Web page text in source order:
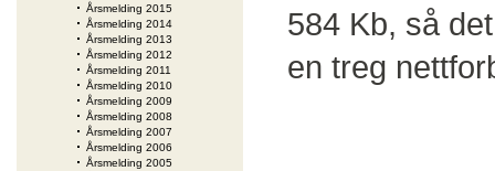
Årsmelding 2015
Årsmelding 2014
Årsmelding 2013
Årsmelding 2012
Årsmelding 2011
Årsmelding 2010
Årsmelding 2009
Årsmelding 2008
Årsmelding 2007
Årsmelding 2006
Årsmelding 2005
584 Kb, så
en treg